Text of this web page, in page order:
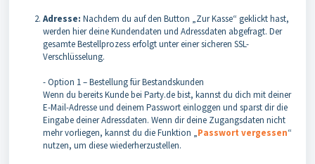
Adresse: Nachdem du auf den Button „Zur Kasse“ geklickt hast,
werden hier deine Kundendaten und Adressdaten abgefragt. Der
gesamte Bestellprozess erfolgt unter einer sicheren SSL-
Verschlüsselung.
- Option 1 – Bestellung für Bestandskunden
Wenn du bereits Kunde bei Party.de bist, kannst du dich mit deiner
E-Mail-Adresse und deinem Passwort einloggen und sparst dir die
Eingabe deiner Adressdaten. Wenn dir deine Zugangsdaten nicht
mehr vorliegen, kannst du die Funktion „Passwort vergessen“
nutzen, um diese wiederherzustellen.